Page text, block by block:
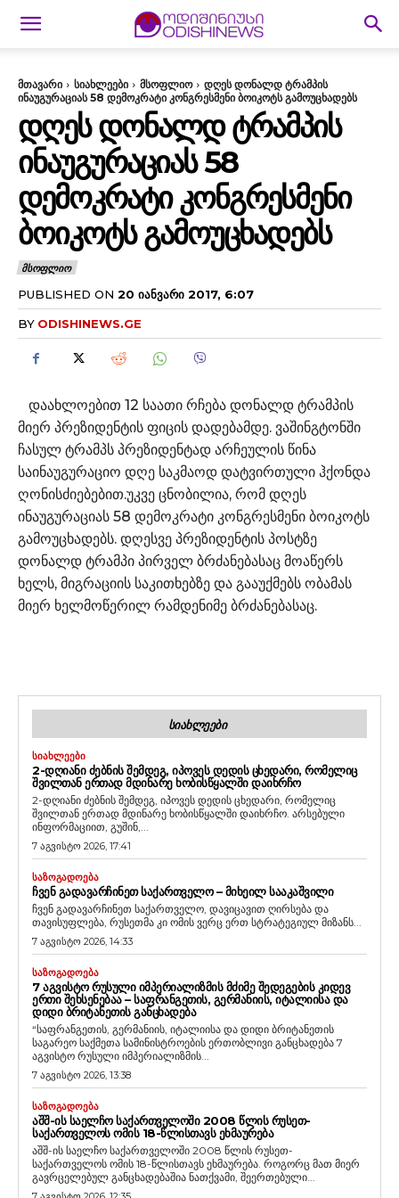
მთავარი სიახლეები მსოფლიო
დღეს დონალდ ტრამპის
ინაუგურაციას 58 დემოკრატი კონგრესმენი ბოიკოტს გამოუცხადებს
ᲓᲦᲔᲡ ᲓᲝᲜᲐᲚᲓ ᲢᲠᲐᲛᲞᲘᲡ
ᲘᲜᲐᲣᲒᲣᲠᲐᲪᲘᲐᲡ 58
ᲓᲔᲛᲝᲙᲠᲐᲢᲘ ᲙᲝᲜᲒᲠᲔᲡᲛᲔᲜᲘ
ᲑᲝᲘᲙᲝᲢᲡ ᲒᲐᲛᲝᲣᲪᲮᲐᲓᲔᲑᲡ
ᲛᲡᲝᲤᲚᲘᲝ
PUBLISHED ON 20 ᲘᲐᲜᲕᲐᲠᲘ 2017, 6:07
BY ODISHINEWS.GE
დაახლოებით 12 საათი რჩება დონალდ ტრამპის
მიერ პრეზიდენტის ფიცის დადებამდე. ვაშინგტონში
ჩასულ ტრამპს პრეზიდენტად არჩეულის წინა
საინაუგურაციო დღე საკმაოდ დატვირთული ჰქონდა
ღონისძიებებით.უკვე ცნობილია, რომ დღეს
ინაუგურაციას 58 დემოკრატი კონგრესმენი ბოიკოტს
გამოუცხადებს. დღესვე პრეზიდენტის პოსტზე
დონალდ ტრამპი პირველ ბრძანებასაც მოაწერს
ხელს, მიგრაციის საკითხებზე და გააუქმებს ობამას
მიერ ხელმოწერილ რამდენიმე ბრძანებასაც.
ᲡᲘᲐᲮᲚᲔᲔᲑᲘ
ᲡᲘᲐᲮᲚᲔᲔᲑᲘ
2-ᲓᲦᲘᲐᲜᲘ ᲫᲔᲑᲜᲘᲡ ᲨᲔᲛᲓᲔᲒ, ᲘᲞᲝᲕᲔᲡ ᲓᲔᲓᲘᲡ ᲪᲮᲔᲓᲐᲠᲘ, ᲠᲝᲛᲔᲚᲘᲪ
ᲨᲕᲘᲚᲗᲐᲜ ᲔᲠᲗᲐᲓ ᲛᲓᲘᲜᲐᲠᲔ ᲮᲝᲑᲘᲡᲬᲧᲐᲚᲨᲘ ᲓᲐᲘᲮᲠᲩᲝ
2-დღიანი ძებნის შემდეგ, იპოვეს დედის ცხედარი, რომელიც
შვილთან ერთად მდინარე ხობისწყალში დაიხრჩო. არსებული
ინფორმაციით, გუშინ,...
7 აგვისტო 2026, 17:41
ᲡᲐᲖᲝᲒᲐᲓᲝᲔᲑᲐ
ᲩᲕᲔᲜ ᲒᲐᲓᲐᲕᲐᲠᲩᲘᲜᲔᲗ ᲡᲐᲥᲐᲠᲗᲕᲔᲚᲝ – ᲛᲘᲮᲔᲘᲚ ᲡᲐᲐᲙᲐᲨᲕᲘᲚᲘ
ჩვენ გადავარჩინეთ საქართველო, დავიცავით ღირსება და
თავისუფლება, რუსეთმა კი ომის ვერც ერთ სტრატეგიულ მიზანს...
7 აგვისტო 2026, 14:33
ᲡᲐᲖᲝᲒᲐᲓᲝᲔᲑᲐ
7 ᲐᲒᲕᲘᲡᲢᲝ ᲠᲣᲡᲣᲚᲘ ᲘᲛᲞᲔᲠᲘᲐᲚᲘᲖᲛᲘᲡ ᲛᲫᲘᲛᲔ ᲨᲔᲓᲔᲒᲔᲑᲘᲡ ᲙᲘᲓᲔᲕ
ᲔᲠᲗᲘ ᲨᲔᲮᲡᲔᲜᲔᲑᲐᲐ – ᲡᲐᲤᲠᲐᲜᲒᲔᲗᲘᲡ, ᲒᲔᲠᲛᲐᲜᲘᲘᲡ, ᲘᲢᲐᲚᲘᲘᲡᲐ ᲓᲐ
ᲓᲘᲓᲘ ᲑᲠᲘᲢᲐᲜᲔᲗᲘᲡ ᲒᲐᲜᲪᲮᲐᲓᲔᲑᲐ
“საფრანგეთის, გერმანიის, იტალიისა და დიდი ბრიტანეთის
საგარეო საქმეთა სამინისტროების ერთობლივი განცხადება 7
აგვისტო რუსული იმპერიალიზმის...
7 აგვისტო 2026, 13:38
ᲡᲐᲖᲝᲒᲐᲓᲝᲔᲑᲐ
ᲐᲨᲨ-ᲘᲡ ᲡᲐᲔᲚᲩᲝ ᲡᲐᲥᲐᲠᲗᲕᲔᲚᲝᲨᲘ 2008 ᲬᲚᲘᲡ ᲠᲣᲡᲔᲗ-
ᲡᲐᲥᲐᲠᲗᲕᲔᲚᲝᲡ ᲝᲛᲘᲡ 18-ᲬᲚᲘᲡᲗᲐᲕᲡ ᲔᲮᲛᲐᲣᲠᲔᲑᲐ
აშშ-ის საელჩო საქართველოში 2008 წლის რუსეთ-
საქართველოს ომის 18-წლისთავს ეხმაურება. როგორც მათ მიერ
გავრცელებულ განცხადებაშია ნათქვამი, შეერთებული...